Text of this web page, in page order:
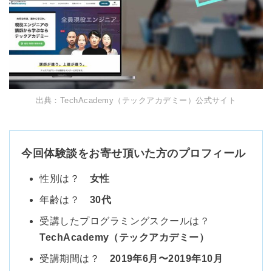
出典：TechAcademy（テックアカデミー）公式サイト
今回体験談をお寄せ頂いた方のプロフィール
性別は？ 女性
年齢は？ 30代
受講したプログラミングスクールは？
TechAcademy（テックアカデミー）
受講期間は？ 2019年6月〜2019年10月